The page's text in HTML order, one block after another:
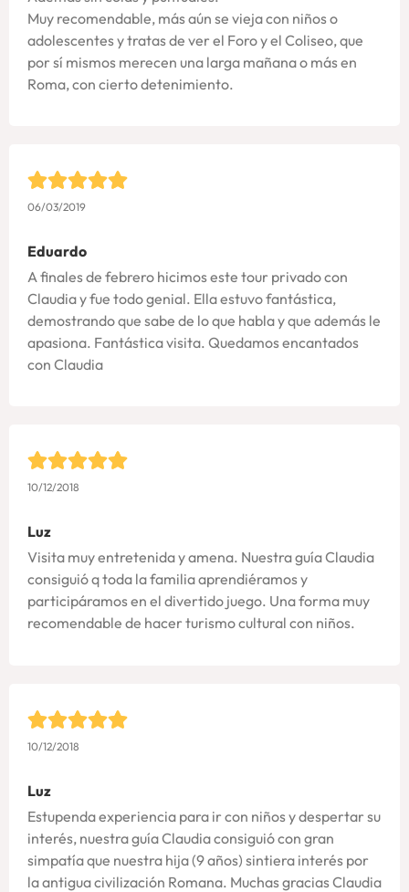
Muy recomendable, más aún se vieja con niños o
adolescentes y tratas de ver el Foro y el Coliseo, que
por sí mismos merecen una larga mañana o más en
Roma, con cierto detenimiento.
06/03/2019
Eduardo
A finales de febrero hicimos este tour privado con
Claudia y fue todo genial. Ella estuvo fantástica,
demostrando que sabe de lo que habla y que además le
apasiona. Fantástica visita. Quedamos encantados
con Claudia
10/12/2018
Luz
Visita muy entretenida y amena. Nuestra guía Claudia
consiguió q toda la familia aprendiéramos y
participáramos en el divertido juego. Una forma muy
recomendable de hacer turismo cultural con niños.
10/12/2018
Luz
Estupenda experiencia para ir con niños y despertar su
interés, nuestra guía Claudia consiguió con gran
simpatía que nuestra hija (9 años) sintiera interés por
la antigua civilización Romana. Muchas gracias Claudia